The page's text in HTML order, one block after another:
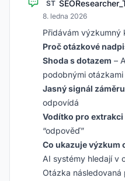
ST
8. ledna 2026
Přidávám výzkumný
Proč otázkové
Shoda s dotazem –
podobnými otázkami
Jasný signál záměru
odpovídá
Vodítko pro extrakci
“odpověď”
Co ukazuje výzkum
AI systémy hledají v
Otázka